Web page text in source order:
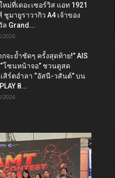
หม่ที่เดอะเซอร์วิส แอท 1921
ชูมายูราวากิว A4 เจ้าของ
ล Grand...
2026
กจะย้ำชัดๆ ครั้งสุดท้าย!” AIS
“โซนหน้าจอ” ชวนดูสด
สิร์ตอำลา “อัสนี-วสันต์” บน
8...
2026